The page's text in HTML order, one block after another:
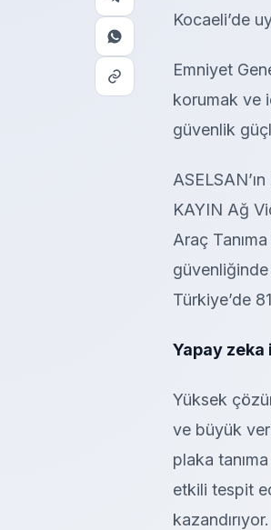
Kocaeli’de
Emniyet
korumak ve
güvenlik
KAYIN Ağ
Araç
Türkiye’de
Yapay zeka
Yüksek
ve büyük
plaka
etkili tespit
kazandırıyor.